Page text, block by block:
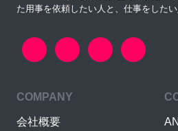
た用事を依頼したい人と、仕事をした
COMPANY
会社概要